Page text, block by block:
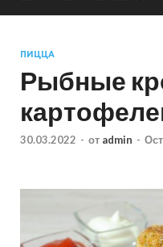
ПИЦЦА
Рыбные
30.03.2022 - от admin -